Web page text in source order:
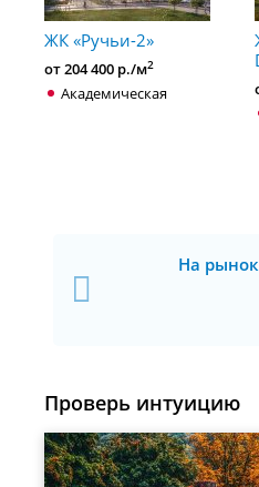
ЖК «Ручьи-2»
от 204 400 р./м2
Академическая
На
Проверь интуицию